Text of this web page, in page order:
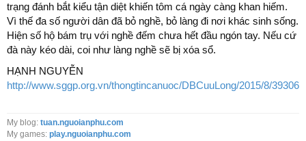
trạng đánh bắt kiểu tận diệt khiến tôm cá ngày càng khan hiếm.
Vì thế đa số người dân đã bỏ nghề, bỏ làng đi nơi khác sinh sống.
Hiện số hộ bám trụ với nghề đếm chưa hết đầu ngón tay. Nếu cứ
đà này kéo dài, coi như làng nghề sẽ bị xóa sổ.
HẠNH NGUYỄN
http://www.sggp.org.vn/thongtincanuoc/DBCuuLong/2015/8/
My blog: tuan.nguoianphu.com
My games: play.nguoianphu.com